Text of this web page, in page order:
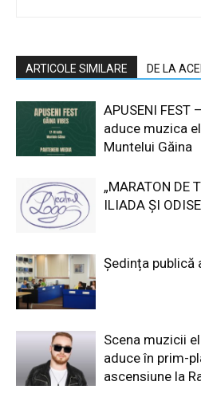
ARTICOLE SIMILARE DE LA
APUSENI FEST
aduce muzica
Muntelui Găina
„MARATON DE
ILIADA ȘI
Ședința publică
Scena muzicii
aduce în prim-
ascensiune la